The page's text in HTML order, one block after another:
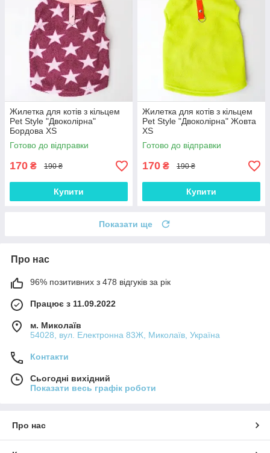
Жилетка для котів з кільцем
Pet Style "Двоколірна"
Бордова XS
Готово до відправки
170 ₴ 190 ₴
Купити
Жилетка для котів з кільцем
Pet Style "Двоколірна" Жовта
XS
Готово до відправки
170 ₴ 190 ₴
Купити
Показати ще
Про нас
96% позитивних з 478 відгуків за рік
Працює з 11.09.2022
м. Миколаїв
54028, вул. Електронна 83Ж, Миколаїв, Україна
Контакти
Сьогодні вихідний
Показати весь графік роботи
Про нас